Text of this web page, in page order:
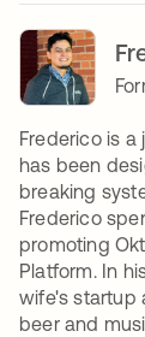
Frederico is a
has been
breaking
Frederico
promoting
Platform. In
wife's startup
beer and